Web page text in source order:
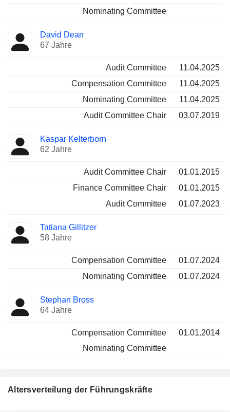
Nominating Committee
David Dean
67 Jahre
Audit Committee
11.04.2025
Compensation Committee
11.04.2025
Nominating Committee
11.04.2025
Audit Committee Chair
03.07.2019
Kaspar Kelterborn
62 Jahre
Audit Committee Chair
01.01.2015
Finance Committee Chair
01.01.2015
Audit Committee
01.07.2023
Tatiana Gillitzer
58 Jahre
Compensation Committee
01.07.2024
Nominating Committee
01.07.2024
Stephan Bross
64 Jahre
Compensation Committee
01.01.2014
Nominating Committee
Altersverteilung der Führungskräfte